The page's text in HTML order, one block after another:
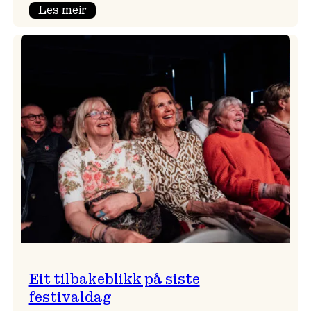
Les meir:
Eit tilbakeblikk på siste
festivaldag